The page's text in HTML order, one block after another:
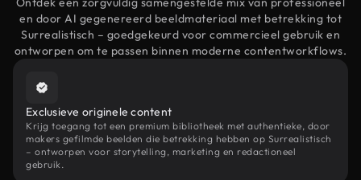
en door AI gegenereerd beeldmateriaal met betrekking tot
Surrealistisch – goedgekeurd voor commercieel gebruik en
ontworpen om te passen binnen moderne contentworkflows.
Exclusieve originele content
Krijg toegang tot een premium bibliotheek met authentieke, door
makers gefilmde beelden die betrekking hebben op Surrealistisch
– ontworpen voor storytelling, marketing en redactioneel
gebruik.